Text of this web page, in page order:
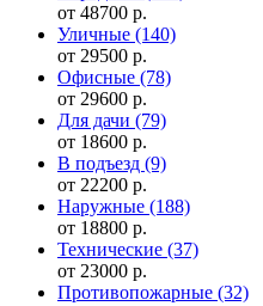
от 48700 р.
Уличные (140)
от 29500 р.
Офисные (78)
от 29600 р.
Для дачи (79)
от 18600 р.
В подъезд (9)
от 22200 р.
Наружные (188)
от 18800 р.
Технические (37)
от 23000 р.
Противопожарные (32)